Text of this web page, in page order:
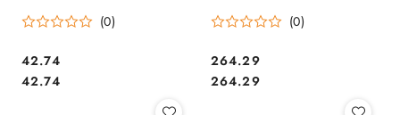
SALE
(0)
Cena:
42.74
Cena:
42.74
(0)
Cena:
264.29
Cena:
264.29